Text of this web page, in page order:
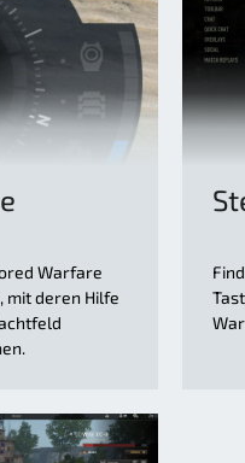
Warfare
mit deren Hilfe